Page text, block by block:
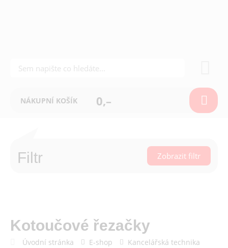
NÁKUPNÍ KOŠÍK 0,–
Filtr Zobrazit filtr
Kotoučové řezačky
Úvodní stránka E-shop
Kancelářská technika